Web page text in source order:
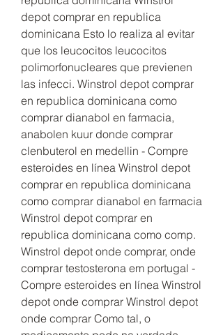
depot comprar en republica
dominicana Esto lo realiza al evitar
que los leucocitos leucocitos
polimorfonucleares que previenen
las infecci. Winstrol depot comprar
en republica dominicana como
comprar dianabol en farmacia,
anabolen kuur donde comprar
clenbuterol en medellin - Compre
esteroides en línea Winstrol depot
comprar en republica dominicana
como comprar dianabol en farmacia
Winstrol depot comprar en
republica dominicana como comp.
Winstrol depot onde comprar, onde
comprar testosterona em portugal -
Compre esteroides en línea Winstrol
depot onde comprar Winstrol depot
onde comprar Como tal, o